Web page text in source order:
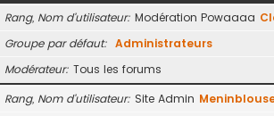
Rang, Nom d’utilisateur Modération Powaaaa
Groupe par défaut
Administrateurs
Modérateur Tous les forums
Rang, Nom d’utilisateur Site Admin